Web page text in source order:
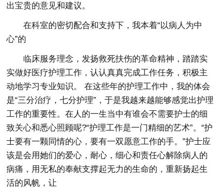
出宝贵的意见和建议。
在科室的密切配合和支持下，我本着“以病人为中
心”的
临床服务理念，发扬救死扶伤的革命精神，踏踏实
实做好医疗护理工作，认认真真完成工作任务，积极主
动地学习专业知识。 在这些年的护理工作中，我的体会
是“三分治疗，七分护理”，于是我越来越能够感觉出护理
工作的重要性。在人的一生当中有谁会不需要护士的细
致关心和悉心照顾呢?“护理工作是一门精细的艺术”。“护
士要有一颗同情的心，要有一双愿意工作的手。”护士应
该是会用她们的爱心，耐心，细心和责任心解除病人的
病痛，用无私的奉献支撑起无力的生命的，重新扬起生
活的风帆，让